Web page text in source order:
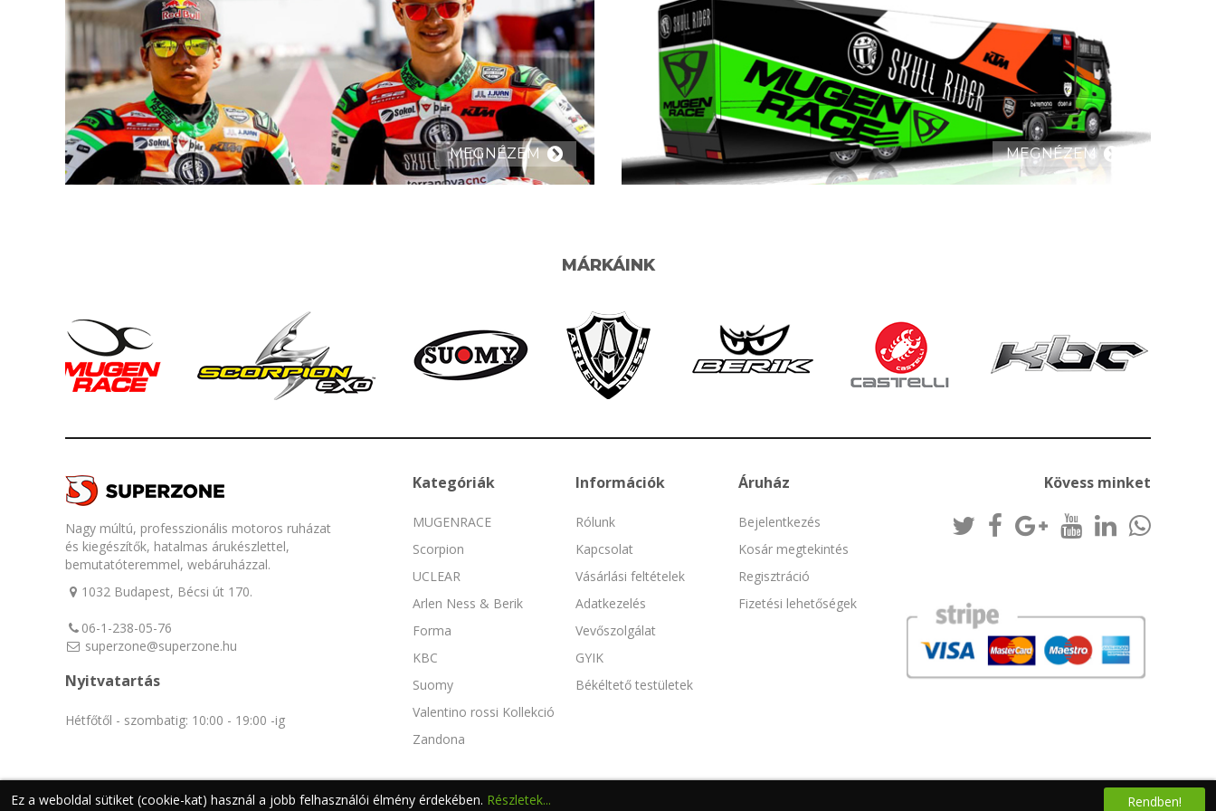
MEGNÉZEM MEGNÉZEM
MÁRKÁINK
Nagy múltú, professzionális motoros ruházat
és kiegészítők, hatalmas árukészlettel,
bemutatóteremmel, webáruházzal.
1032 Budapest, Bécsi út 170.
06-1-238-05-76
superzone@superzone.hu
Nyitvatartás
Hétfőtől - szombatig: 10:00 - 19:00 -ig
Kategóriák
MUGENRACE
Scorpion
UCLEAR
Arlen Ness & Berik
Forma
KBC
Suomy
Valentino rossi Kollekció
Zandona
Információk
Rólunk
Kapcsolat
Vásárlási feltételek
Adatkezelés
Vevőszolgálat
GYIK
Békéltető testületek
Áruház
Bejelentkezés
Kosár megtekintés
Regisztráció
Fizetési lehetőségek
Kövess minket
©Superzone- All rights Reserved
Ez a weboldal sütiket (cookie-kat) használ a jobb felhasználói élmény érdekében. Részletek... Rendben!